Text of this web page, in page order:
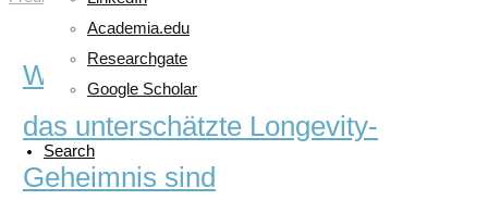
Academia.edu
Researchgate
Google Scholar
Search
Warum weibliche Freundschaften
das unterschätzte Longevity-
Geheimnis sind